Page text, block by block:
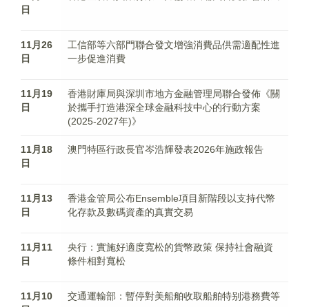
日
11月26
日
工信部等六部門聯合發文增強消費品供需適配性進
一步促進消費
11月19
日
香港財庫局與深圳市地方金融管理局聯合發佈《關
於攜手打造港深全球金融科技中心的行動方案
(2025-2027年)》
11月18
日
澳門特區行政長官岑浩輝發表2026年施政報告
11月13
日
香港金管局公布Ensemble項目新階段以支持代幣
化存款及數碼資產的真實交易
11月11
日
央行：實施好適度寬松的貨幣政策 保持社會融資
條件相對寬松
11月10
交通運輸部：暫停對美船舶收取船舶特别港務費等